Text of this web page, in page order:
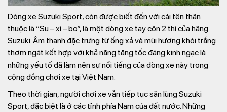
Dòng xe Suzuki Sport, còn được biết đến với cái tên thân
thuộc là “Su – xì – bo”, là một dòng xe tay côn 2 thì của hãng
Suzuki. Âm thanh đặc trưng từ ống xả và mùi hương khói trắng
thơm ngát kết hợp với khả năng tăng tốc đáng kinh ngạc là
những yếu tố đã làm nên sự nổi tiếng của dòng xe này trong
cộng đồng chơi xe tại Việt Nam.
Theo thời gian, người chơi xe vẫn tiếp tục săn lùng Suzuki
Sport, đặc biệt là ở các tỉnh phía Nam của đất nước. Những